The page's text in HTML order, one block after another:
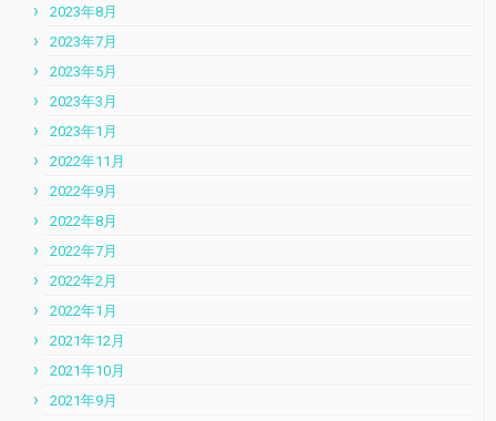
2023年8月
2023年7月
2023年5月
2023年3月
2023年1月
2022年11月
2022年9月
2022年8月
2022年7月
2022年2月
2022年1月
2021年12月
2021年10月
2021年9月